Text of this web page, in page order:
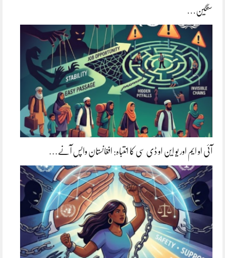
سنگین…
آئی او ایم اور یو این او ڈی سی کا انتباہ: افغانستان واپس آنے…